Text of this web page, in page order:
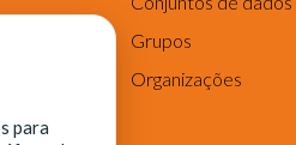
Grupos
Organizações
para